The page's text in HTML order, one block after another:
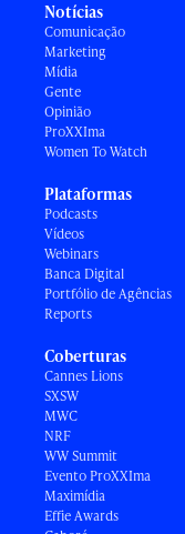
Notícias
Comunicação
Marketing
Mídia
Gente
Opinião
ProXXIma
Women To Watch
Plataformas
Podcasts
Vídeos
Webinars
Banca Digital
Portfólio de Agências
Reports
Coberturas
Cannes Lions
SXSW
MWC
NRF
WW Summit
Evento ProXXIma
Maximídia
Effie Awards